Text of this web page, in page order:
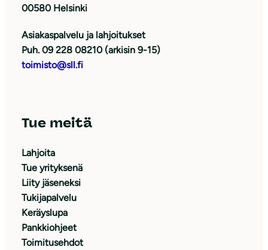
00580 Helsinki
Asiakaspalvelu ja lahjoitukset
Puh. 09 228 08210 (arkisin 9-15)
toimisto@sll.fi
Tue meitä
Lahjoita
Tue yrityksenä
Liity jäseneksi
Tukijapalvelu
Keräyslupa
Pankkiohjeet
Toimitusehdot